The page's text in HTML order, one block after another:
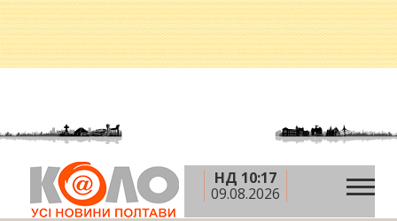
НД 10:17
09.08.2026
Головна » 2014 рік » червень » 25 червня
Календар